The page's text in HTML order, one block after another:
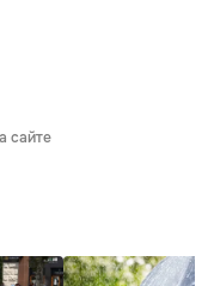
сайте